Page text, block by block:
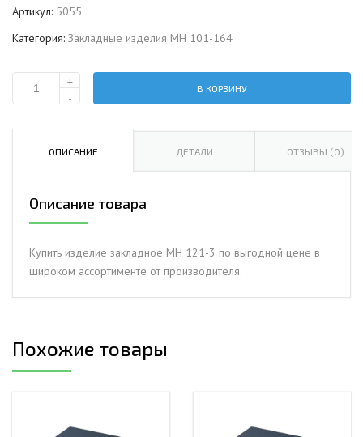
Артикул: 5055
Категория: Закладные изделия МН 101-164
Количество
закладное
+
-
В КОРЗИНУ
ОПИСАНИЕ ДЕТАЛИ ОТЗЫВЫ (0)
Описание товара
Купить изделие закладное МН 121-3 по выгодной цене в
широком ассортименте от производителя.
Похожие товары